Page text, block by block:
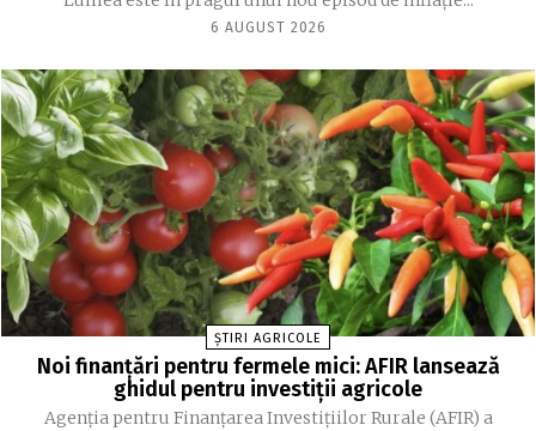
6 AUGUST 2026
ȘTIRI AGRICOLE
Noi finanțări pentru fermele mici: AFIR lansează
ghidul pentru investiții agricole
Agenția pentru Finanțarea Investițiilor Rurale (AFIR) a